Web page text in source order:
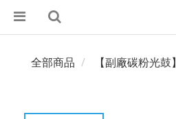
全部商品 【副廠碳粉光鼓】